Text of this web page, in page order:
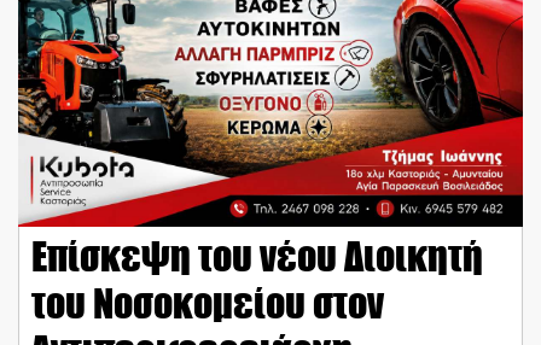
Επίσκεψη του νέου Διοικητή
του Νοσοκομείου στον